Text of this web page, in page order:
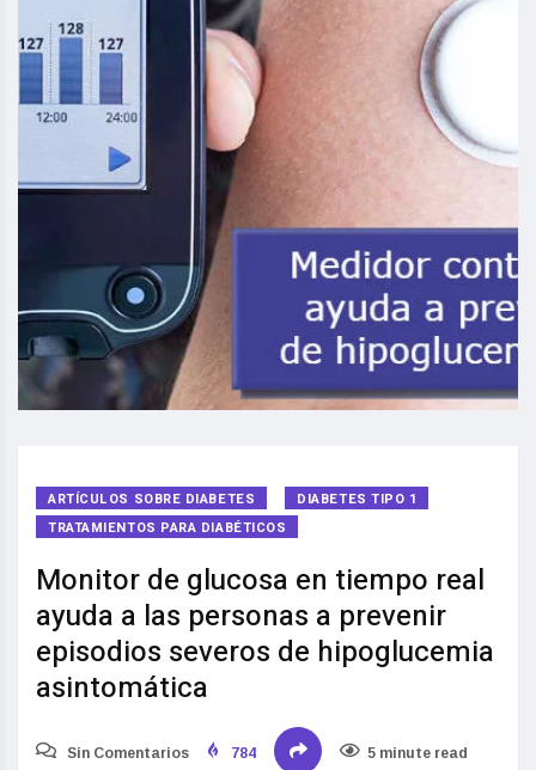
ARTÍCULOS SOBRE DIABETES
DIABETES TIPO 1
TRATAMIENTOS PARA DIABÉTICOS
Monitor de glucosa en tiempo real
ayuda a las personas a prevenir
episodios severos de hipoglucemia
asintomática
Sin Comentarios 784 5 minute read